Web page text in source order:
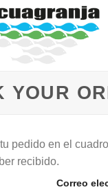
YOUR
pedido en el
recibido.
Correo